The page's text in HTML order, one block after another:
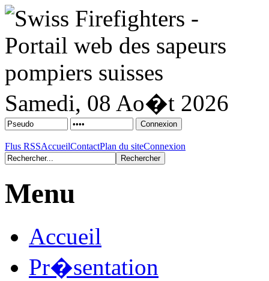
Samedi, 08 Ao�t 2026
Flus RSSAccueilContactPlan du siteConnexion
Menu
Accueil
Pr�sentation